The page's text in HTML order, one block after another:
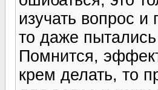
изучать вопрос
то даже
Помнится,
крем делать, то